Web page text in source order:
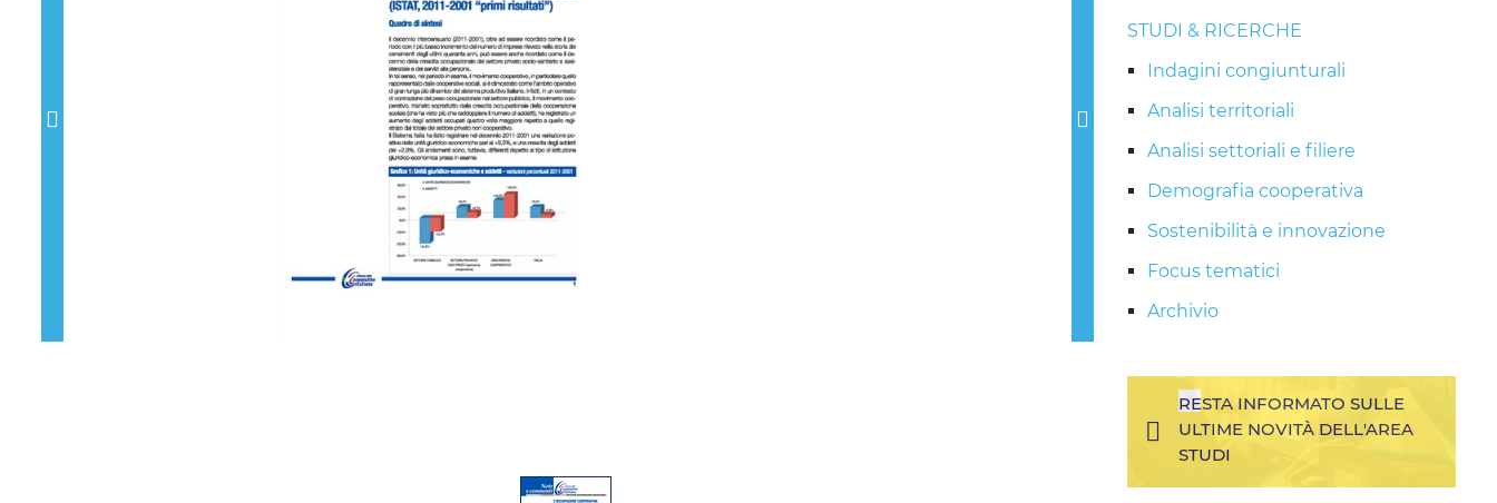
STUDI & RICERCHE
Indagini congiunturali
Analisi territoriali
Analisi settoriali e filiere
Demografia cooperativa
Sostenibilità e innovazione
Focus tematici
Archivio
RESTA INFORMATO SULLE
ULTIME NOVITÀ DELL'AREA
STUDI